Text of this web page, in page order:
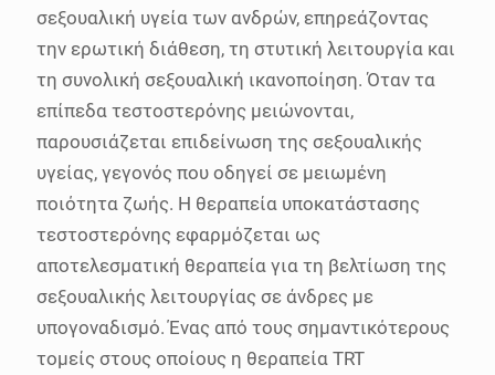
σεξουαλική υγεία των ανδρών, επηρεάζοντας
την ερωτική διάθεση, τη στυτική λειτουργία και
τη συνολική σεξουαλική ικανοποίηση. Όταν τα
επίπεδα τεστοστερόνης μειώνονται,
παρουσιάζεται επιδείνωση της σεξουαλικής
υγείας, γεγονός που οδηγεί σε μειωμένη
ποιότητα ζωής. Η θεραπεία υποκατάστασης
τεστοστερόνης εφαρμόζεται ως
αποτελεσματική θεραπεία για τη βελτίωση της
σεξουαλικής λειτουργίας σε άνδρες με
υπογοναδισμό. Ένας από τους σημαντικότερους
τομείς στους οποίους η θεραπεία TRT